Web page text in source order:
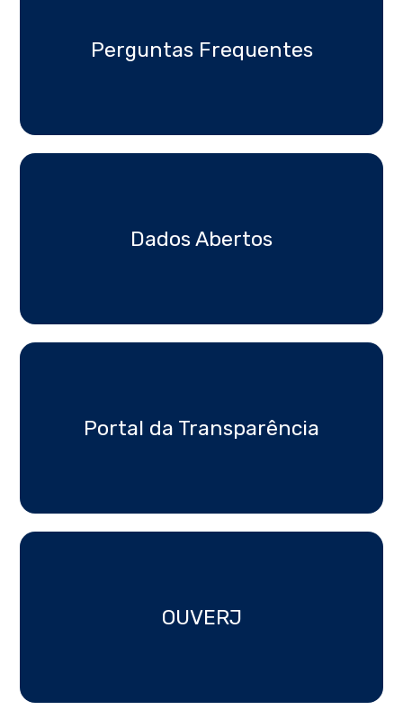
Perguntas Frequentes
Dados Abertos
Portal da Transparência
OUVERJ